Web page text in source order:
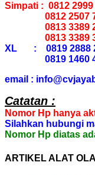
Simpati : 0812 2999
0812 2507
0813 3389
0813 3389
XL : 0819 2888
0819 1460
email :
Catatan :
Nomor Hp hanya
Silahkan hubungi
Nomor Hp diatas
ARTIKEL ALAT